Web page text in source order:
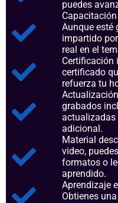
puedes
Aunque esté
impartido
real en el
Certificación
certificado
refuerza tu
grabados
actualizadas
adicional.
Material
video,
formatos o
aprendido.
Aprendizaje
Obtienes